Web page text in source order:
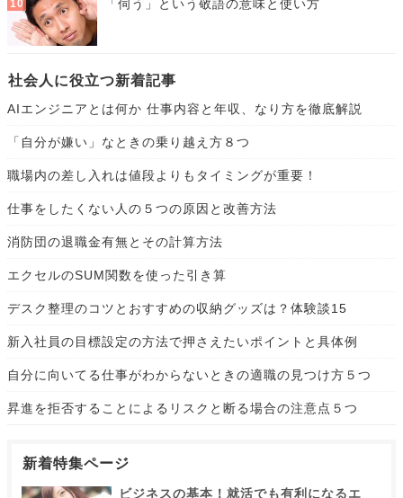
「伺う」という敬語の意味と使い方
社会人に役立つ新着記事
AIエンジニアとは何か 仕事内容と年収、なり方を徹底解説
「自分が嫌い」なときの乗り越え方８つ
職場内の差し入れは値段よりもタイミングが重要！
仕事をしたくない人の５つの原因と改善方法
消防団の退職金有無とその計算方法
エクセルのSUM関数を使った引き算
デスク整理のコツとおすすめの収納グッズは？体験談15
新入社員の目標設定の方法で押さえたいポイントと具体例
自分に向いてる仕事がわからないときの適職の見つけ方５つ
昇進を拒否することによるリスクと断る場合の注意点５つ
新着特集ページ
ビジネスの基本！就活でも有利になるエ